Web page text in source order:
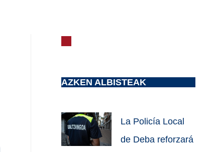
AZKEN ALBISTEAK
La Policía Local
de Deba reforzará